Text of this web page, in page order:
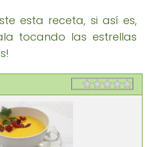
esta receta, si así es,
tocando las estrellas
Rating